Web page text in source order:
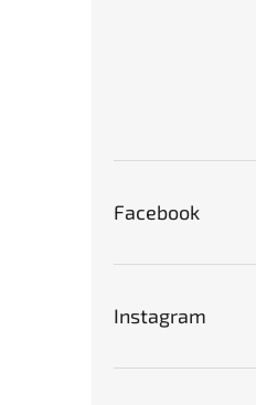
Facebook
Instagram